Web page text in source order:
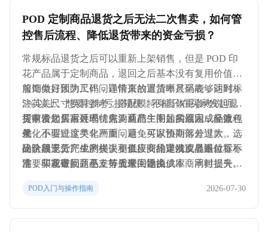
POD 定制商品退货之后无法二次售卖，如何管
控售后流程、降低退货带来的资金亏损？
常规标品退货之后可以重新上架销售，但是 POD 印
花产品属于定制商品，退回之后基本没有复用价值，
服饰类目因为尺码问题带来的退货率甚至能够达到 1
5% 以上。想要控制亏损规模，不能只在买家发起退
货申请之后再处理，需要从前、中、后端完成全流程
优化。
前期做好预防工作，详情页放置清晰尺码表，同时标
注英美尺寸换算参考，搭配模特身高体重参考说明，
提前告知买家尺码特点。商品主图如实展示成品效
果，不要过度美化画面，避免买家预期落差过大。选
品阶段充分完成测样，和供应商约定残次品赔付标
准，印花破损、色差等质量问题由供应商承担损失。
买家发起售后诉求优先沟通产生问题的原因，轻微色
差、小瑕疵这类非严重问题，可以协商部分退款，相
比全额退货产生的损失更低。商品详情页显眼位置标
注，非质量问题不支持无理由退换。
确认属于工厂生产失误，直接安排重发或者退款，不
需要买家寄回商品，节省来回物流成本，同时提升买
码问题集中出现，及时更新尺码参考信息。长期高退
POD入门与操作指南 2026-07-30